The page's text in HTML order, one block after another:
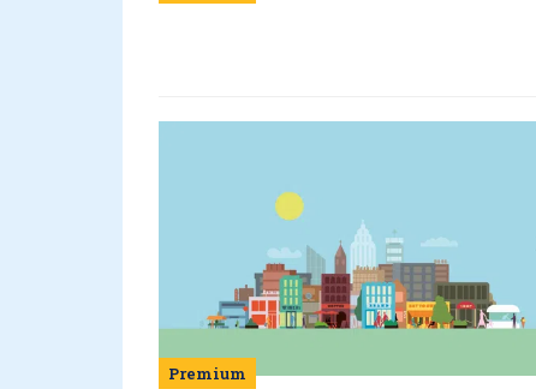
Premium